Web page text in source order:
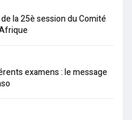
la 25è session du Comité
examens : le message